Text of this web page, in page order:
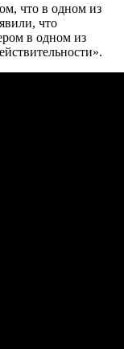
что в одном из
что
в одном из